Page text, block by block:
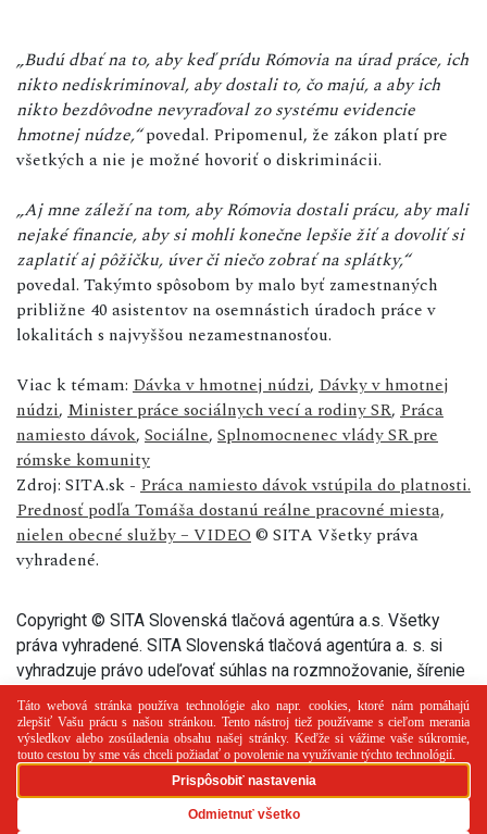
„Budú dbať na to, aby keď prídu Rómovia na úrad práce, ich
nikto nediskriminoval, aby dostali to, čo majú, a aby ich
nikto bezdôvodne nevyraďoval zo systému evidencie
hmotnej núdze,“povedal. Pripomenul, že zákon platí pre
všetkých a nie je možné hovoriť o diskriminácii.
„Aj mne záleží na tom, aby Rómovia dostali prácu, aby mali
nejaké financie, aby si mohli konečne lepšie žiť a dovoliť si
zaplatiť aj pôžičku, úver či niečo zobrať na splátky,“
povedal. Takýmto spôsobom by malo byť zamestnaných
približne 40 asistentov na osemnástich úradoch práce v
lokalitách s najvyššou nezamestnanosťou.
Viac k témam: Dávka v hmotnej núdzi, Dávky v hmotnej
núdzi, Minister práce sociálnych vecí a rodiny SR, Práca
namiesto dávok, Sociálne, Splnomocnenec vlády SR pre
rómske komunity
Zdroj: SITA.sk - Práca namiesto dávok vstúpila do platnosti.
Prednosť podľa Tomáša dostanú reálne pracovné miesta,
nielen obecné služby – VIDEO © SITA Všetky práva
vyhradené.
Copyright © SITA Slovenská tlačová agentúra a.s. Všetky
práva vyhradené. SITA Slovenská tlačová agentúra a. s. si
vyhradzuje právo udeľovať súhlas na rozmnožovanie, šírenie